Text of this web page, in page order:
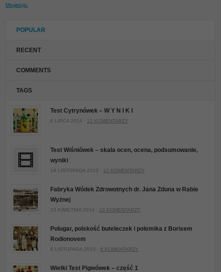
Медведь
POPULAR
RECENT
COMMENTS
TAGS
Test Cytrynówek – W Y N I K I
8 LIPCA 2014 · 12 KOMENTARZY
Test Wiśniówek – skala ocen, ocena, podsumowanie,
wyniki
19 LISTOPADA 2013 · 12 KOMENTARZY
Fabryka Wódek Zdrowotnych dr. Jana Zduna w Rabie
Wyżnej
23 KWIETNIA 2014 · 10 KOMENTARZY
Polugar, polskość buteleczek i polemika z Borisem
Rodionovem
8 LISTOPADA 2013 · 8 KOMENTARZY
Wielki Test Pigwówek – część 1